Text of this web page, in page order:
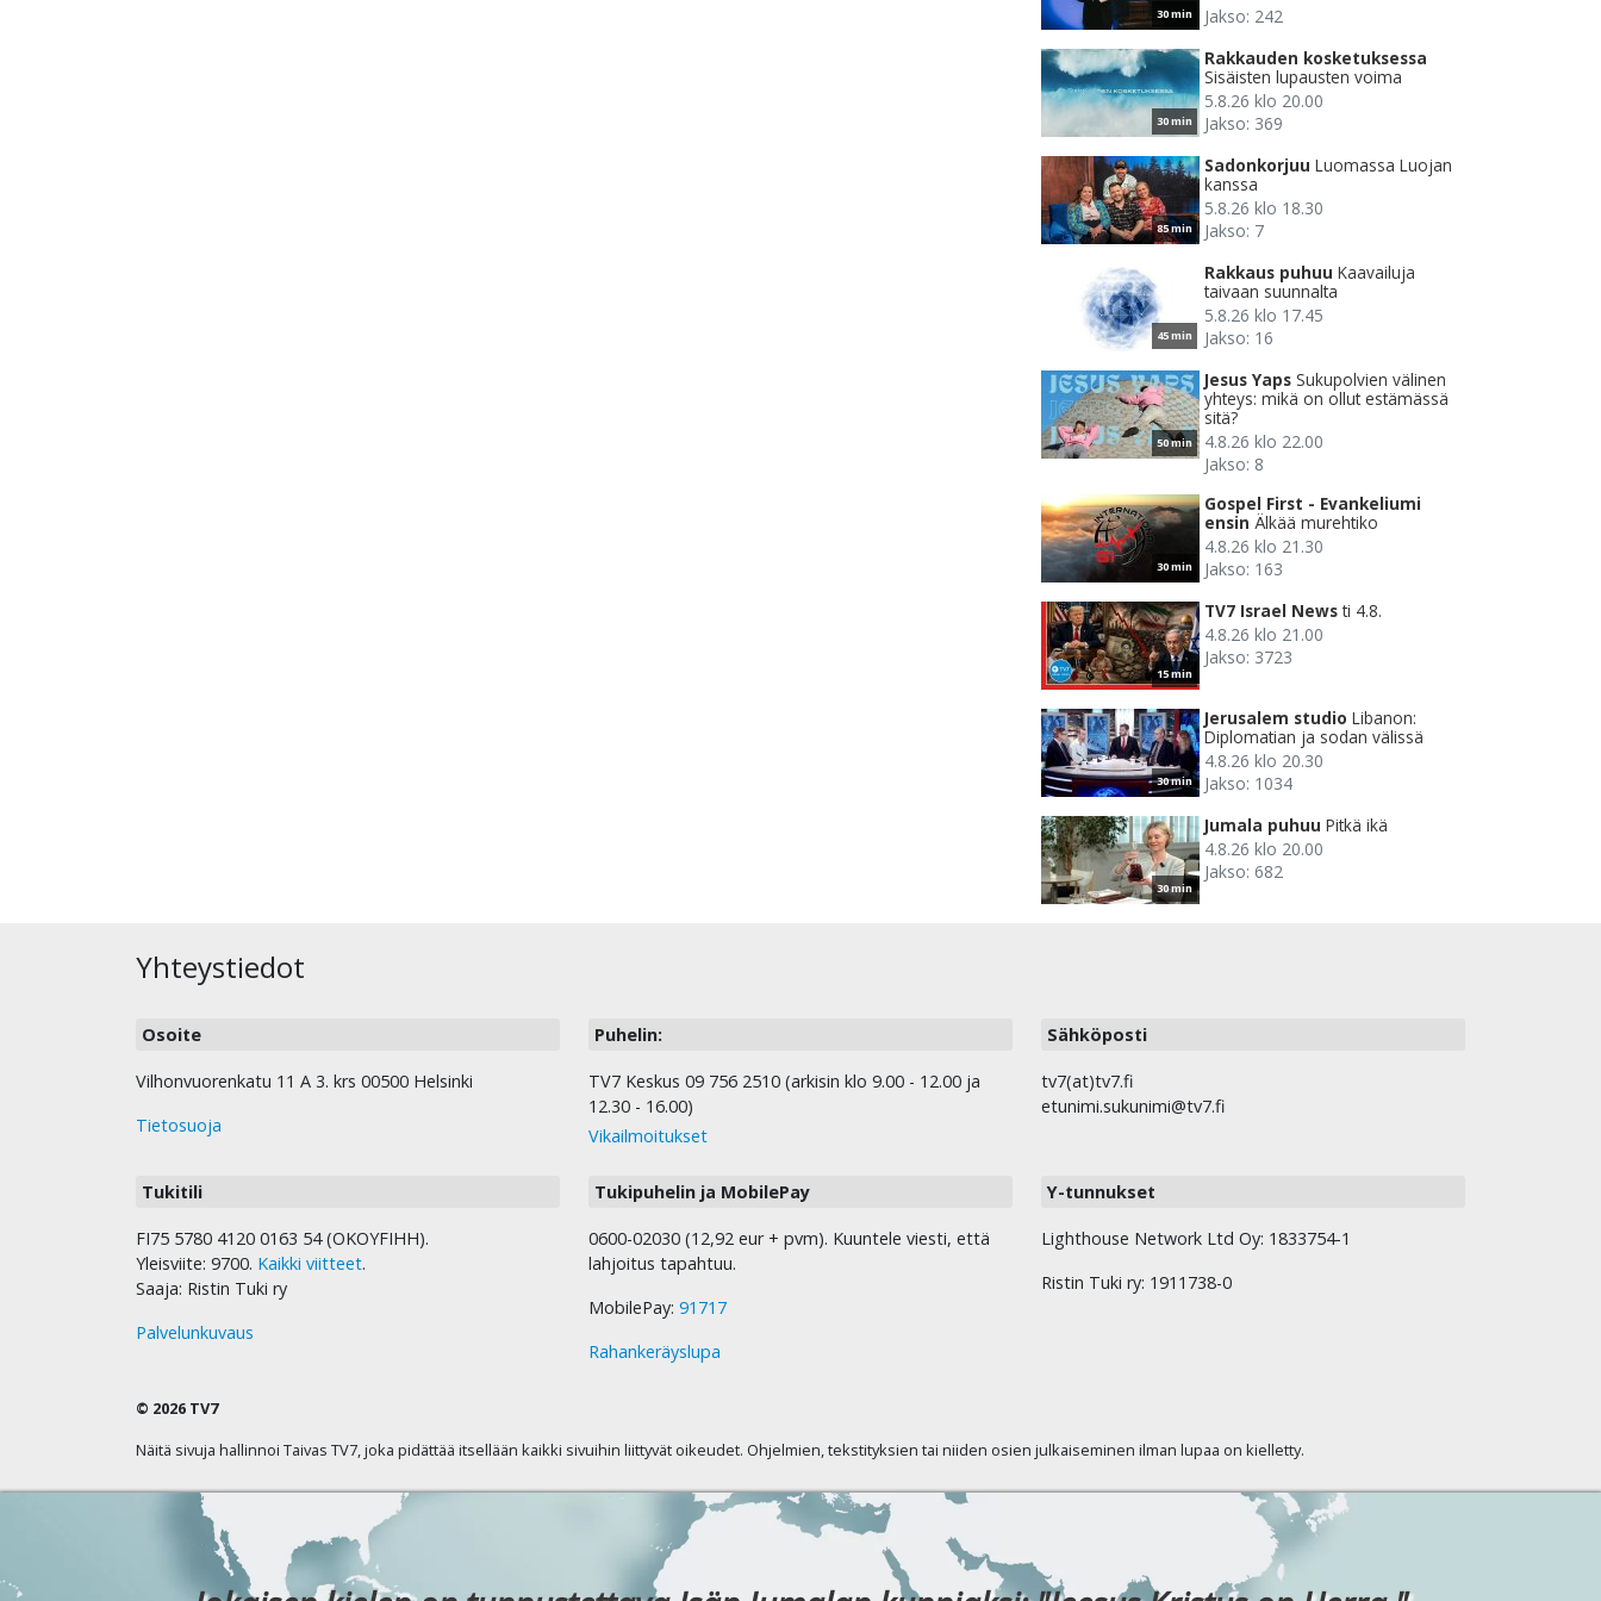
30 min
Jakso: 242
30 min
Rakkauden kosketuksessa
Sisäisten lupausten voima
5.8.26 klo 20.00
Jakso: 369
85 min
Sadonkorjuu Luomassa Luojan
kanssa
5.8.26 klo 18.30
Jakso: 7
45 min
Rakkaus puhuu Kaavailuja
taivaan suunnalta
5.8.26 klo 17.45
Jakso: 16
50 min
Jesus Yaps Sukupolvien välinen
yhteys: mikä on ollut estämässä
sitä?
4.8.26 klo 22.00
Jakso: 8
30 min
Gospel First - Evankeliumi
ensin Älkää murehtiko
4.8.26 klo 21.30
Jakso: 163
15 min
TV7 Israel News ti 4.8.
4.8.26 klo 21.00
Jakso: 3723
30 min
Jerusalem studio Libanon:
Diplomatian ja sodan välissä
4.8.26 klo 20.30
Jakso: 1034
30 min
Jumala puhuu Pitkä ikä
4.8.26 klo 20.00
Jakso: 682
Yhteystiedot
Osoite
Vilhonvuorenkatu 11 A 3. krs 00500 Helsinki
Tietosuoja
Puhelin:
TV7 Keskus 09 756 2510 (arkisin klo 9.00 - 12.00 ja
12.30 - 16.00)
Vikailmoitukset
Sähköposti
tv7(at)tv7.fi
etunimi.sukunimi@tv7.fi
Tukitili
FI75 5780 4120 0163 54 (OKOYFIHH).
Yleisviite: 9700. Kaikki viitteet.
Saaja: Ristin Tuki ry
Palvelunkuvaus
Tukipuhelin ja MobilePay
0600-02030 (12,92 eur + pvm). Kuuntele viesti, että
lahjoitus tapahtuu.
MobilePay: 91717
Rahankeräyslupa
Y-tunnukset
Lighthouse Network Ltd Oy: 1833754-1
Ristin Tuki ry: 1911738-0
© 2026 TV7
Näitä sivuja hallinnoi Taivas TV7, joka pidättää itsellään kaikki sivuihin liittyvät oikeudet. Ohjelmien, tekstityksien tai niiden osien julkaiseminen ilman lupaa on kielletty.